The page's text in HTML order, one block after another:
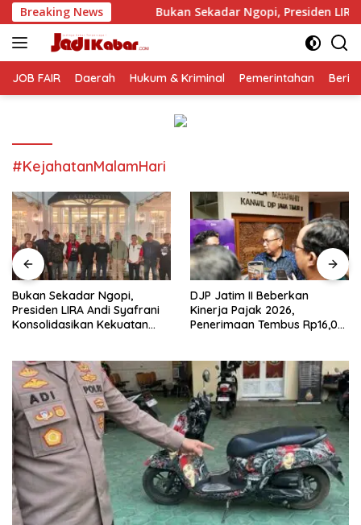
Langsung
ke
konten
Breaking News
Bukan Sekadar Ngopi, Presiden LIRA Andi Syafrani
JOB FAIR Daerah Hukum & Kriminal Pemerintahan
#KejahatanMalamHari
Bukan Sekadar Ngopi,
Presiden LIRA Andi Syafrani
Konsolidasikan Kekuatan
DJP Jatim II Beberkan
Kinerja Pajak 2026,
Penerimaan Tembus Rp16,08